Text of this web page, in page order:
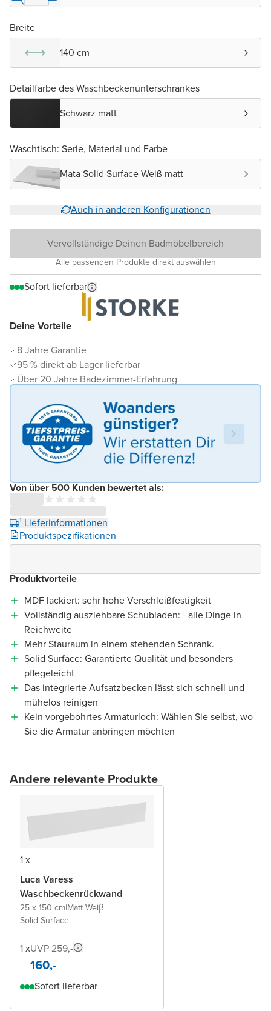
Deine Vorteile
8 Jahre Garantie
95 % direkt ab Lager lieferbar
Über 20 Jahre Badezimmer-Erfahrung
Von über 500 Kunden bewertet als:
¹ Lieferinformationen
Produktspezifikationen
Breite
140 cm
Detailfarbe des Waschbeckenunterschrankes
Schwarz matt
Waschtisch: Serie, Material und Farbe
Mata Solid Surface Weiß matt
Auch in anderen Konfigurationen
Vervollständige Deinen Badmöbelbereich
Alle passenden Produkte direkt auswählen
Sofort lieferbar
Produktvorteile
MDF lackiert: sehr hohe Verschleißfestigkeit
Vollständig ausziehbare Schubladen: - alle Dinge in
Reichweite
Mehr Stauraum in einem stehenden Schrank.
Solid Surface: Garantierte Qualität und besonders
pflegeleicht
Das integrierte Aufsatzbecken lässt sich schnell und
mühelos reinigen
Kein vorgebohrtes Armaturloch: Wählen Sie selbst, wo
Sie die Armatur anbringen möchten
Andere relevante Produkte
1 x
Luca Varess
Waschbeckenrückwand
25 x 150 cm|Matt Weiβ|
Solid Surface
1 xUVP 259,-
160,-
Sofort lieferbar